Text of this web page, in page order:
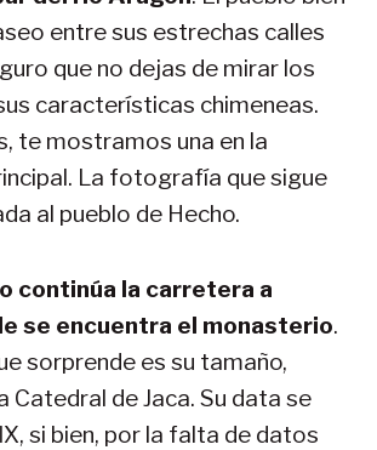
entre sus estrechas calles
que no dejas de mirar los
características chimeneas.
te mostramos una en la
La fotografía que sigue
al pueblo de Hecho.
continúa la carretera a
se encuentra el monasterio.
sorprende es su tamaño,
Catedral de Jaca. Su data se
si bien, por la falta de datos